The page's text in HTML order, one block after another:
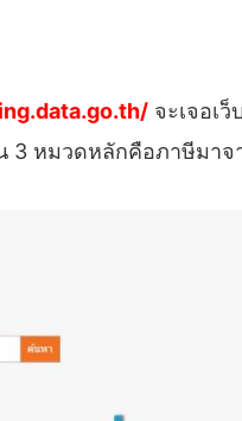
จะเจอเ
3 หมวดหลักคือภาษีมา